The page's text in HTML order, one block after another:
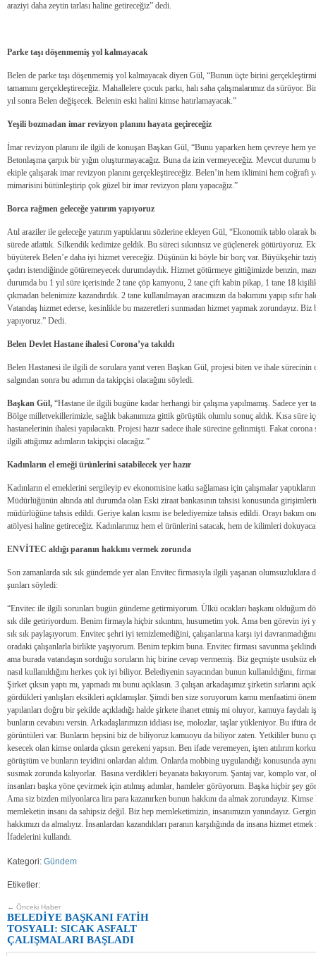
araziyi daha zeytin tarlası haline getireceğiz” dedi.
Parke taşı döşenmemiş yol kalmayacak
Belen de parke taşı döşenmemiş yol kalmayacak diyen Gül, “Bunun üçte birini
tamamını gerçekleştireceğiz. Mahallelere çocuk parkı, halı saha çalışmalarımız da sürüyor.
yıl sonra Belen değişecek. Belenin eski halini kimse hatırlamayacak.”
Yeşili bozmadan imar revizyon planını hayata geçireceğiz
İmar revizyon planını ile ilgili de konuşan Başkan Gül, “Bunu yaparken hem çevreye hem
Betonlaşma çarpık bir yığın oluşturmayacağız. Buna da izin vermeyeceğiz. Mevcut durumu
ekiple çalışarak imar revizyon planını gerçekleştireceğiz. Belen’in hem iklimini hem coğrafi
mimarisini bütünleştirip çok güzel bir imar revizyon planı yapacağız.”
Borca rağmen geleceğe yatırım yapıyoruz
Atıl araziler ile geleceğe yatırım yaptıklarını sözlerine ekleyen Gül, “Ekonomik tablo olarak
sürede atlattık. Silkendik kedimize geldik. Bu süreci sıkıntısız ve güçlenerek götürüyoruz.
büyüterek Belen’e daha iyi hizmet vereceğiz. Düşünün ki böyle bir borç var. Büyükşehir
çadırı istendiğinde götüremeyecek durumdaydık. Hizmet götürmeye gittiğimizde benzin,
durumda bu 1 yıl süre içerisinde 2 tane çöp kamyonu, 2 tane çift kabin pikap, 1 tane 18
çıkmadan belenimize kazandırdık. 2 tane kullanılmayan aracımızın da bakımını yapıp sıfır
Vatandaş hizmet ederse, kesinlikle bu mazeretleri sunmadan hizmet yapmak zorundayız.
yapıyoruz.” Dedi.
Belen Devlet Hastane ihalesi Corona’ya takıldı
Belen Hastanesi ile ilgili de sorulara yanıt veren Başkan Gül, projesi biten ve ihale sürecinin
salgından sonra bu adımın da takipçisi olacağını söyledi.
Başkan Gül, “Hastane ile ilgili bugüne kadar herhangi bir çalışma yapılmamış. Sadece yer
Bölge milletvekillerimizle, sağlık bakanımıza gittik görüştük olumlu sonuç aldık. Kısa süre
hastanelerinin ihalesi yapılacaktı. Projesi hazır sadece ihale sürecine gelinmişti. Fakat
ilgili attığımız adımların takipçisi olacağız.”
Kadınların el emeği ürünlerini satabilecek yer hazır
Kadınların el emeklerini sergileyip ev ekonomisine katkı sağlaması için çalışmalar
Müdürlüğünün altında atıl durumda olan Eski ziraat bankasının tahsisi konusunda
müdürlüğüne tahsis edildi. Geriye kalan kısmı ise belediyemize tahsis edildi. Orayı bakım
atölyesi haline getireceğiz. Kadınlarımız hem el ürünlerini satacak, hem de kilimleri
ENVİTEC aldığı paranın hakkını vermek zorunda
Son zamanlarda sık sık gündemde yer alan Envitec firmasıyla ilgili yaşanan
şunları söyledi:
“Envitec ile ilgili sorunları bugün gündeme getirmiyorum. Ülkü ocakları başkanı olduğum
sık dile getiriyordum. Benim firmayla hiçbir sıkıntım, husumetim yok. Ama ben görevin iyi
sık sık paylaşıyorum. Envitec şehri iyi temizlemediğini, çalışanlarına karşı iyi
oradaki çalışanlarla birlikte yaşıyorum. Benim tepkim buna. Envitec firması savunma
ama burada vatandaşın sorduğu soruların hiç birine cevap vermemiş. Biz geçmişte usulsüz
nasıl kullanıldığını herkes çok iyi biliyor. Belediyenin sayacından bunun kullanıldığını,
Şirket çıksın yaptı mı, yapmadı mı bunu açıklasın. 3 çalışan arkadaşımız şirketin sırlarını
gördükleri yanlışları eksikleri açıklamışlar. Şimdi ben size soruyorum kamu menfaatimi
yapılanları doğru bir şekilde açıkladığı halde şirkete ihanet etmiş mi oluyor, kamuya
bunların cevabını versin. Arkadaşlarımızın iddiası ise, molozlar, taşlar yükleniyor. Bu
görüntüleri var. Bunların hepsini biz de biliyoruz kamuoyu da biliyor zaten. Yetkililer bunu
kesecek olan kimse onlarda çıksın gerekeni yapsın. Ben ifade veremeyen, işten atılırım
görüştüm ve bunların teyidini onlardan aldım. Onlarda mobbing uygulandığı konusunda
susmak zorunda kalıyorlar. Basına verdikleri beyanata bakıyorum. Şantaj var, komplo var,
insanları başka yöne çevirmek için atılmış adımlar, hamleler görüyorum. Başka hiçbir şey
Ama siz bizden milyonlarca lira para kazanırken bunun hakkını da almak zorundayız.
memleketin insanı da sahipsiz değil. Biz hep memleketimizin, insanımızın yanındayız.
hakkımızı da almalıyız. İnsanlardan kazandıkları paranın karşılığında da insana hizmet
İfadelerini kullandı.
Kategori: Gündem
Etiketler:
← Önceki Haber
BELEDİYE BAŞKANI FATİH
TOSYALI: SICAK ASFALT
ÇALIŞMALARI BAŞLADI